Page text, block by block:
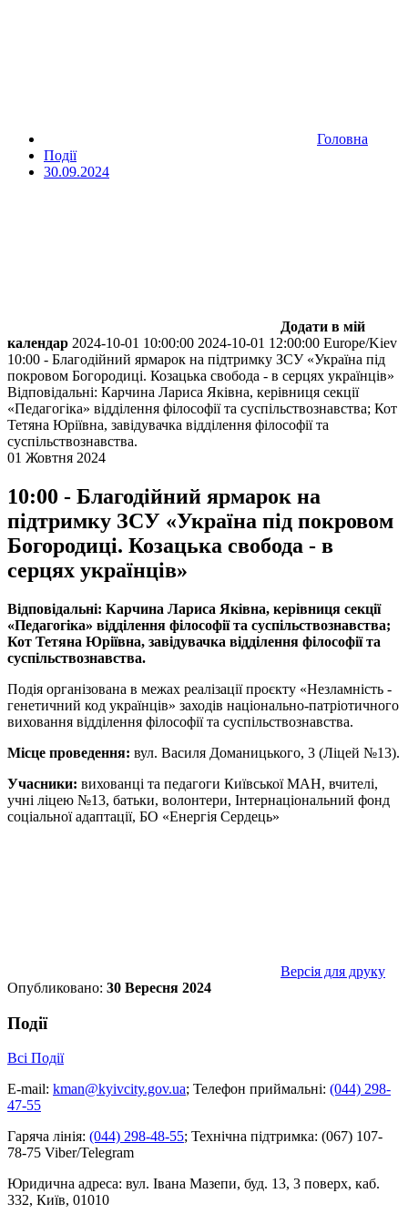
Головна
Події
30.09.2024
Додати в мій
календар 2024-10-01 10:00:00 2024-10-01 12:00:00 Europe/Kiev
10:00 - Благодійний ярмарок на підтримку ЗСУ «Україна під
покровом Богородиці. Козацька свобода - в серцях українців»
Відповідальні: Карчина Лариса Яківна, керівниця секції
«Педагогіка» відділення філософії та суспільствознавства; Кот
Тетяна Юріївна, завідувачка відділення філософії та
суспільствознавства.
01 Жовтня 2024
10:00 - Благодійний ярмарок на
підтримку ЗСУ «Україна під покровом
Богородиці. Козацька свобода - в
серцях українців»
Відповідальні: Карчина Лариса Яківна, керівниця секції
«Педагогіка» відділення філософії та суспільствознавства;
Кот Тетяна Юріївна, завідувачка відділення філософії та
суспільствознавства.
Подія організована в межах реалізації проєкту «Незламність -
генетичний код українців» заходів національно-патріотичного
виховання відділення філософії та суспільствознавства.
Місце проведення: вул. Василя Доманицького, 3 (Ліцей №13).
Учасники: вихованці та педагоги Київської МАН, вчителі,
учні ліцею №13, батьки, волонтери, Інтернаціональний фонд
соціальної адаптації, БО «Енергія Сердець»
Версія для друку
Опубликовано: 30 Вересня 2024
Події
Всі Події
E-mail: kman@kyivcity.gov.ua; Телефон приймальні: (044) 298-
47-55
Гаряча лінія: (044) 298-48-55; Технічна підтримка: (067) 107-
78-75 Viber/Telegram
Юридична адреса: вул. Івана Мазепи, буд. 13, 3 поверх, каб.
332, Київ, 01010